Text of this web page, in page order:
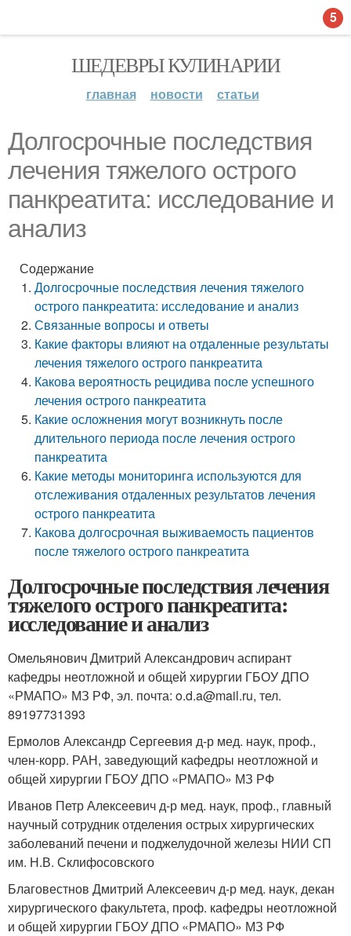
ШЕДЕВРЫ КУЛИНАРИИ
главная новости статьи
Долгосрочные последствия
лечения тяжелого острого
панкреатита: исследование и
анализ
Содержание
Долгосрочные последствия лечения тяжелого
острого панкреатита: исследование и анализ
Связанные вопросы и ответы
Какие факторы влияют на отдаленные результаты
лечения тяжелого острого панкреатита
Какова вероятность рецидива после успешного
лечения острого панкреатита
Какие осложнения могут возникнуть после
длительного периода после лечения острого
панкреатита
Какие методы мониторинга используются для
отслеживания отдаленных результатов лечения
острого панкреатита
Какова долгосрочная выживаемость пациентов
после тяжелого острого панкреатита
Долгосрочные последствия лечения
тяжелого острого панкреатита:
исследование и анализ
Омельянович Дмитрий Александрович аспирант
кафедры неотложной и общей хирургии ГБОУ ДПО
«РМАПО» МЗ РФ, эл. почта: o.d.a@mail.ru, тел.
89197731393
Ермолов Александр Сергеевия д-р мед. наук, проф.,
член-корр. РАН, заведующий кафедры неотложной и
общей хирургии ГБОУ ДПО «РМАПО» МЗ РФ
Иванов Петр Алексеевич д-р мед. наук, проф., главный
научный сотрудник отделения острых хирургических
заболеваний печени и поджелудочной железы НИИ СП
им. Н.В. Склифосовского
Благовестнов Дмитрий Алексеевич д-р мед. наук, декан
хирургического факультета, проф. кафедры неотложной
и общей хирургии ГБОУ ДПО «РМАПО» МЗ РФ
5